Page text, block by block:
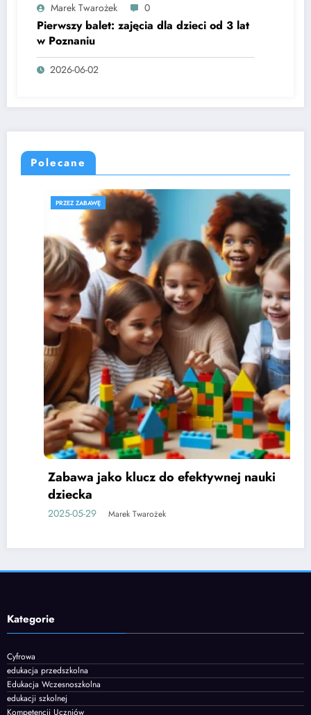
Marek Twarożek 0
Pierwszy balet: zajęcia dla dzieci od 3 lat
w Poznaniu
2026-06-02
Polecane
PRZEZ ZABAWĘ
Zabawa jako klucz do efektywnej nauki
dziecka
2025-05-29 Marek Twarożek
Kategorie
Cyfrowa
edukacja przedszkolna
Edukacja Wczesnoszkolna
edukacji szkolnej
Kompetencji Uczniów